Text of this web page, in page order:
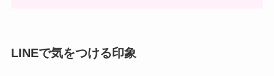
LINEで気をつける印象